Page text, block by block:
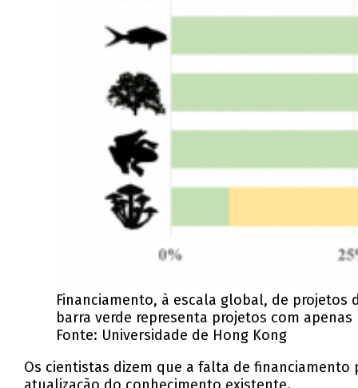
Financiamento, à escala global, de projetos
barra verde representa projetos com
Fonte: Universidade de Hong Kong
Os cientistas dizem que a falta de